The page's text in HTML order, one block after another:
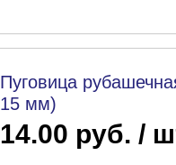
Пуговица
15 мм)
14.00 руб. /